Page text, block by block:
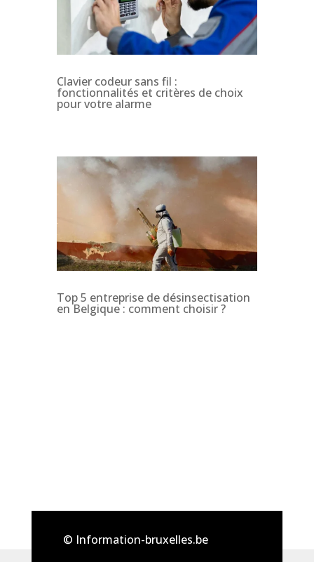
Clavier codeur sans fil :
fonctionnalités et critères de choix
pour votre alarme
Top 5 entreprise de désinsectisation
en Belgique : comment choisir ?
© Information-bruxelles.be